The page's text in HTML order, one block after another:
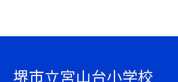
堺市立宮山台小学校